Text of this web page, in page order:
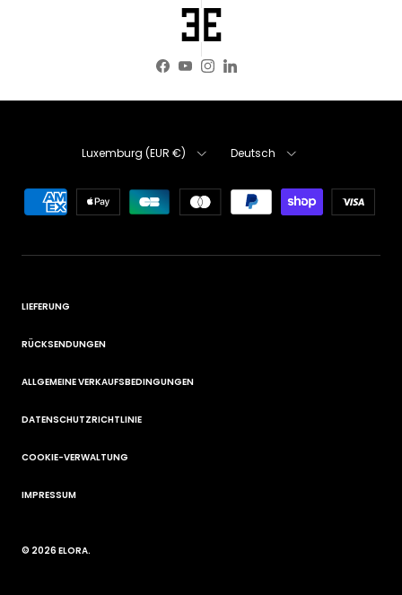
Facebook
YouTube
Instagram
LinkedIn
Land/Region
Luxemburg (EUR €) Deutsch
LIEFERUNG
RÜCKSENDUNGEN
ALLGEMEINE VERKAUFSBEDINGUNGEN
DATENSCHUTZRICHTLINIE
COOKIE-VERWALTUNG
IMPRESSUM
© 2026ELORA.